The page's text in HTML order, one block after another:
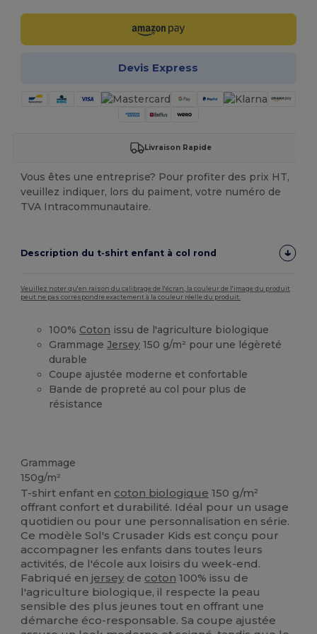
Devis Express
Livraison Rapide
Vous êtes une entreprise? Pour profiter des prix HT,
veuillez indiquer, lors du paiment, votre numéro de
TVA Intracommunautaire.
Description du t‑shirt enfant à col rond
Veuillez noter qu'en raison du calibrage de l'écran, la couleur de l'image du produit
peut ne pas correspondre exactement à la couleur réelle du produit.
100% Coton issu de l'agriculture biologique
GrammageJersey 150 g/m² pour une légèreté
durable
Coupe ajustée moderne et confortable
Bande de propreté au col pour plus de
résistance
Grammage
150g/m²
T-shirt enfant en coton biologique 150 g/m²
offrant confort et durabilité. Idéal pour un usage
quotidien ou pour une personnalisation en série.
Ce modèle Sol's Crusader Kids est conçu pour
accompagner les enfants dans toutes leurs
activités, de l'école aux loisirs du week-end.
Fabriqué enjersey de coton 100% issu de
l'agriculture biologique, il respecte la peau
sensible des plus jeunes tout en offrant une
démarche éco-responsable. Sa coupe ajustée